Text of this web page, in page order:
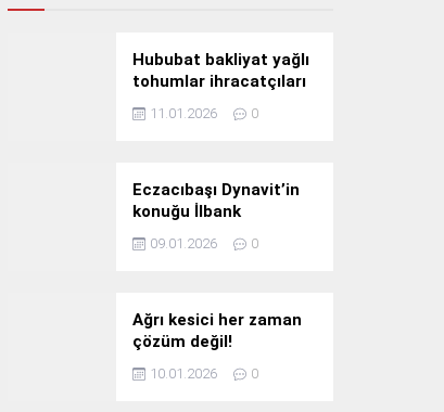
Hububat bakliyat yağlı
tohumlar ihracatçıları
Güney Kore yolcusu
11.01.2026 0
Eczacıbaşı Dynavit’in
konuğu İlbank
09.01.2026 0
Ağrı kesici her zaman
çözüm değil!
10.01.2026 0